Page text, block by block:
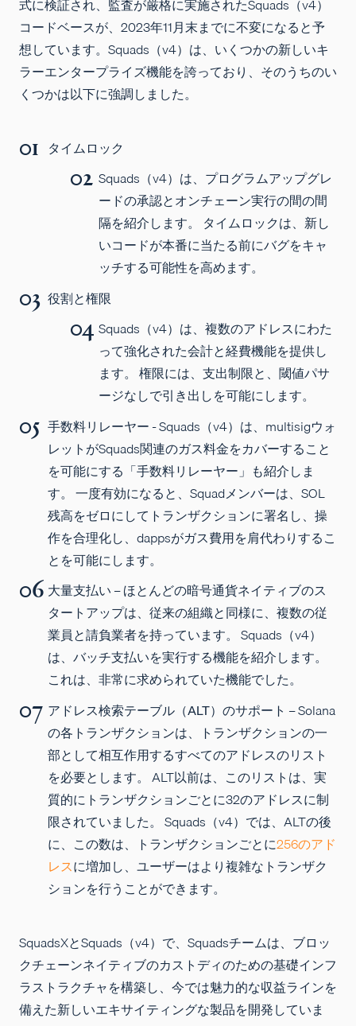
式に検証され、監査が厳格に実施されたSquads（v4）
コードベースが、2023年11月末までに不変になると予
想しています。Squads（v4）は、いくつかの新しいキ
ラーエンタープライズ機能を誇っており、そのうちのい
くつかは以下に強調しました。
タイムロック
Squads（v4）は、プログラムアップグレ
ードの承認とオンチェーン実行の間の間
隔を紹介します。 タイムロックは、新し
いコードが本番に当たる前にバグをキャ
ッチする可能性を高めます。
役割と権限
Squads（v4）は、複数のアドレスにわた
って強化された会計と経費機能を提供し
ます。 権限には、支出制限と、閾値パサ
ージなしで引き出しを可能にします。
手数料リレーヤー - Squads（v4）は、multisigウォ
レットがSquads関連のガス料金をカバーすること
を可能にする「手数料リレーヤー」も紹介しま
す。 一度有効になると、Squadメンバーは、SOL
残高をゼロにしてトランザクションに署名し、操
作を合理化し、dappsがガス費用を肩代わりするこ
とを可能にします。
大量支払い– ほとんどの暗号通貨ネイティブのス
タートアップは、従来の組織と同様に、複数の従
業員と請負業者を持っています。 Squads（v4）
は、バッチ支払いを実行する機能を紹介します。
これは、非常に求められていた機能でした。
アドレス検索テーブル（ALT）のサポート – Solana
の各トランザクションは、トランザクションの一
部として相互作用するすべてのアドレスのリスト
を必要とします。 ALT以前は、このリストは、実
質的にトランザクションごとに32のアドレスに制
限されていました。 Squads（v4）では、ALTの後
に、この数は、トランザクションごとに256のアド
レスに増加し、ユーザーはより複雑なトランザク
ションを行うことができます。
SquadsXとSquads（v4）で、Squadsチームは、ブロッ
クチェーンネイティブのカストディのための基礎インフ
ラストラクチャを構築し、今では魅力的な収益ラインを
備えた新しいエキサイティングな製品を開発していま